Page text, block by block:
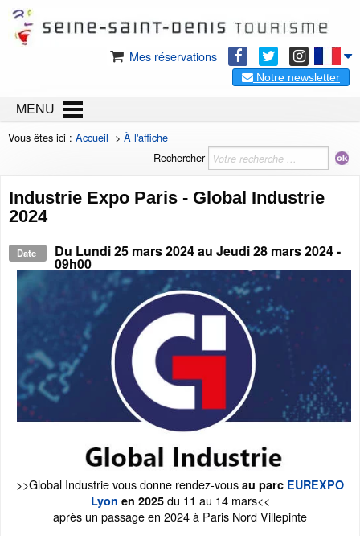
Mes réservations
Notre newsletter
MENU
Vous êtes ici : Accueil > À l'affiche
Rechercher
Industrie Expo Paris - Global Industrie
2024
Date Du Lundi 25 mars 2024au Jeudi 28 mars 2024-
09h00
>>Global Industrie vous donne rendez-vous au parc EUREXPO
Lyon en 2025du 11 au 14 mars<<
après un passage en 2024 à Paris Nord Villepinte